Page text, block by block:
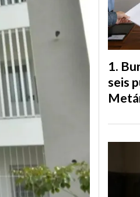
seis